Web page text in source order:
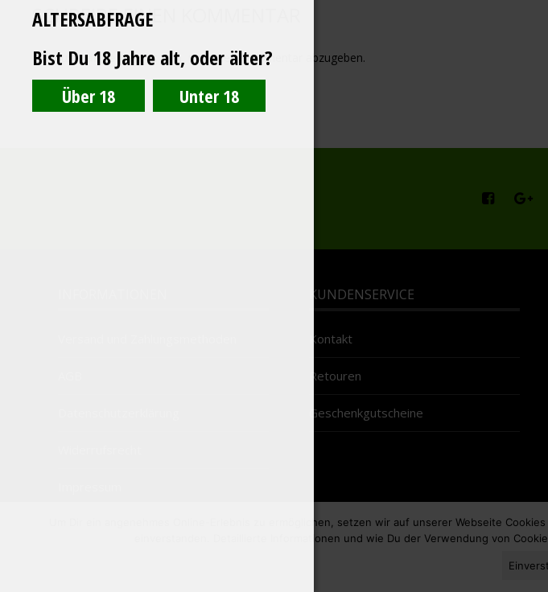
SCHREIBE EINEN KOMMENTAR
Du musstangemeldet sein, um einen Kommentar abzugeben.
KUNDENSERVICE
Kontakt
Retouren
Geschenkgutscheine
Um Dir ein angenehmes Online-Erlebnis zu ermöglichen, setzen wir auf unserer Webseite
einverstanden. Detaillierte Informationen und wie Du der Verwendung von
ALTERSABFRAGE
Bist Du 18 Jahre alt, oder älter?